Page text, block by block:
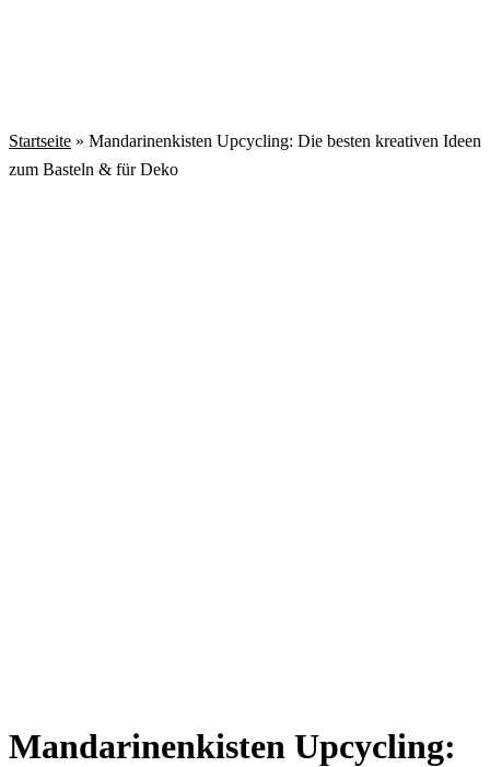
Startseite » Mandarinenkisten Upcycling: Die besten kreativen Ideen
zum Basteln & für Deko
Mandarinenkisten Upcycling: